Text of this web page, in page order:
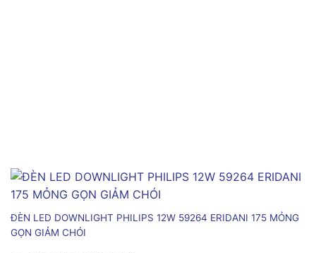
ĐÈN LED DOWNLIGHT PHILIPS 12W 59264 ERIDANI 175 MỎNG
GỌN GIẢM CHÓI